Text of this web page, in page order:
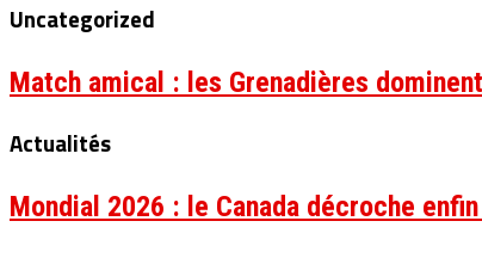
Uncategorized
Match amical : les Grenadières
Actualités
Mondial 2026 : le Canada décroche